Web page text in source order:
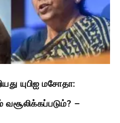
யுபிஐ மசோதா:
–